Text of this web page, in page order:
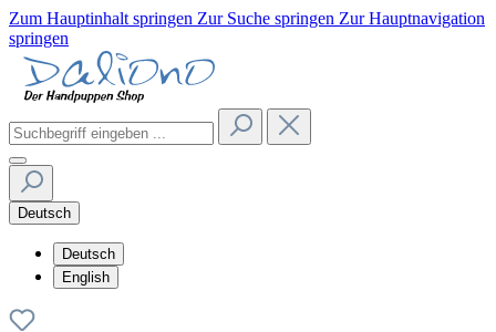
Zum Hauptinhalt springen Zur Suche springen Zur Hauptnavigation
springen
Deutsch
Deutsch
English